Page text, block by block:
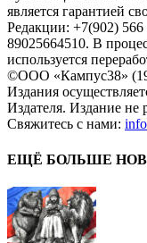
является гарантией
Редакции: +7(902)
89025664510. В
используется
©ООО «Кампус38»
Издания
Издателя. Издание не
Свяжитесь с нами:
ЕЩЁ БОЛЬШЕ